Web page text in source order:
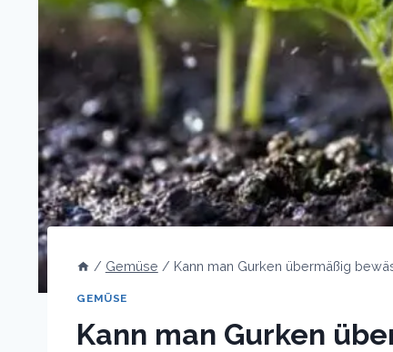
/ Gemüse / Kann man Gurken übermäßig
GEMÜSE
Kann man Gurken